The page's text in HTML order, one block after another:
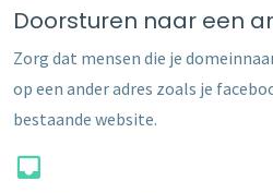
Doorsturen naar een
Zorg dat mensen die je
op een ander adres zoals je
bestaande website.